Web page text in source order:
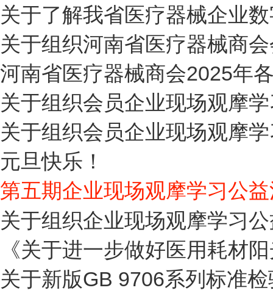
关于了解我省医疗器械企业
关于组织河南省医疗器械商
河南省医疗器械商会2025年
关于组织会员企业现场观摩
关于组织会员企业现场观摩
元旦快乐！
第五期企业现场观摩学习公
关于组织企业现场观摩学习
《关于进一步做好医用耗材
关于新版GB 9706系列标准